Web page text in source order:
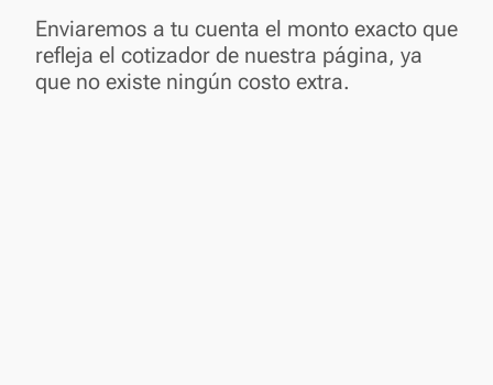
Enviaremos a tu cuenta el monto exacto que
refleja el cotizador de nuestra página, ya
que no existe ningún costo extra.